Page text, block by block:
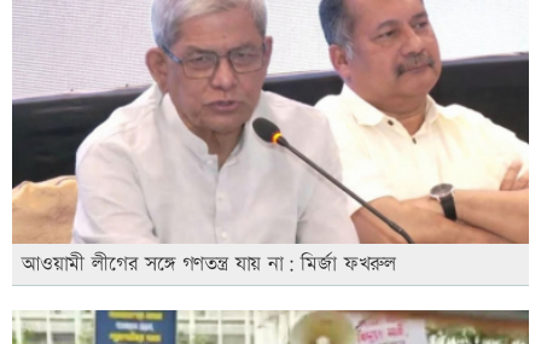
আওয়ামী লীগের সঙ্গে গণতন্ত্র যায় না: মির্জা ফখরুল